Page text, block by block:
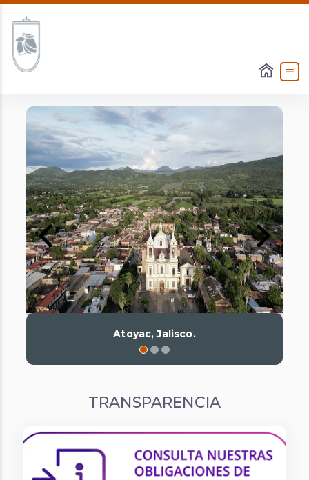
Slide 1 of 3
Atoyac, Jalisco.
Previous Next
TRANSPARENCIA